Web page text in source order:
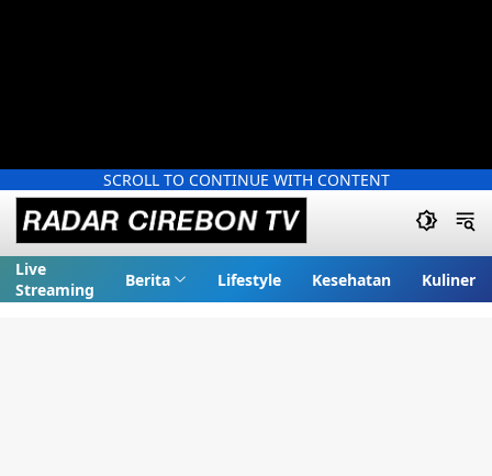
SCROLL TO CONTINUE WITH CONTENT
Live
Streaming
Berita Lifestyle Kesehatan Kuliner